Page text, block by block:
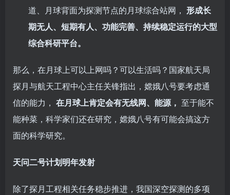
道、月球背面为探测节点的月球综合站网， 形成长
期无人、短期有人、功能完善、持续稳定运行的大型
综合科研平台。
那么，在月球上可以上网吗？可以生活吗？国家航天局
探月与航天工程中心主任关锋指出，嫦娥八号要考虑通
信的能力， 在月球上肯定会有无线网、能源， 至于能不
能种菜，科学家们还在研究，嫦娥八号有可能会搞这方
面的科学研究。
天问二号计划明年发射
除了探月工程相关任务稳步推进，我国深空探测的多项